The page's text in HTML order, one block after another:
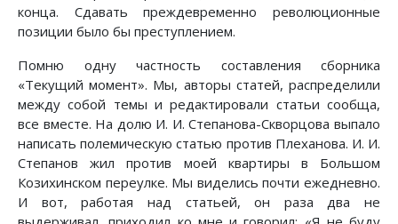
конца. Сдавать преждевременно революционные
позиции было бы преступлением.
Помню одну частность составления сборника
«Текущий момент». Мы, авторы статей, распределили
между собой темы и редактировали статьи сообща,
все вместе. На долю И. И. Степанова-Скворцова выпало
написать полемическую статью против Плеханова. И. И.
Степанов жил против моей квартиры в Большом
Козихинском переулке. Мы виделись почти ежедневно.
И вот, работая над статьей, он раза два не